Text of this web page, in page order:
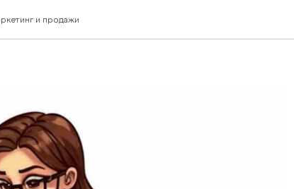
и продажи
бизнесу нужен